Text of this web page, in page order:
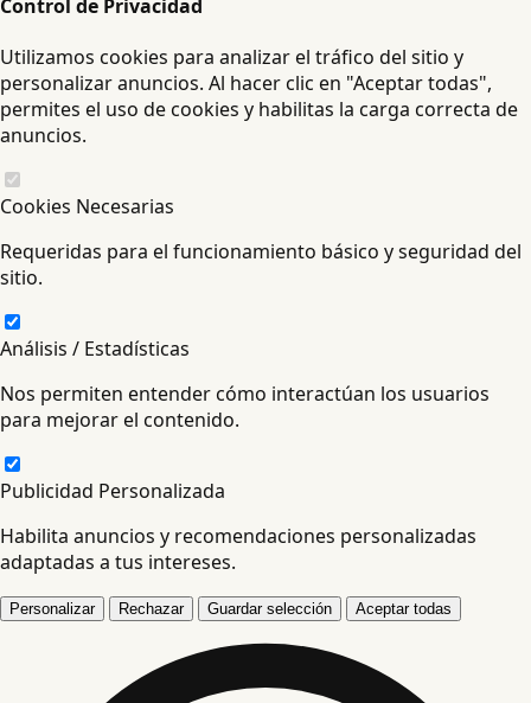
Control de Privacidad
Utilizamos cookies para analizar el tráfico del sitio y
personalizar anuncios. Al hacer clic en "Aceptar todas",
permites el uso de cookies y habilitas la carga correcta de
anuncios.
Cookies Necesarias
Requeridas para el funcionamiento básico y seguridad del
sitio.
Análisis / Estadísticas
Nos permiten entender cómo interactúan los usuarios
para mejorar el contenido.
Publicidad Personalizada
Habilita anuncios y recomendaciones personalizadas
adaptadas a tus intereses.
Personalizar Rechazar Guardar selección Aceptar todas